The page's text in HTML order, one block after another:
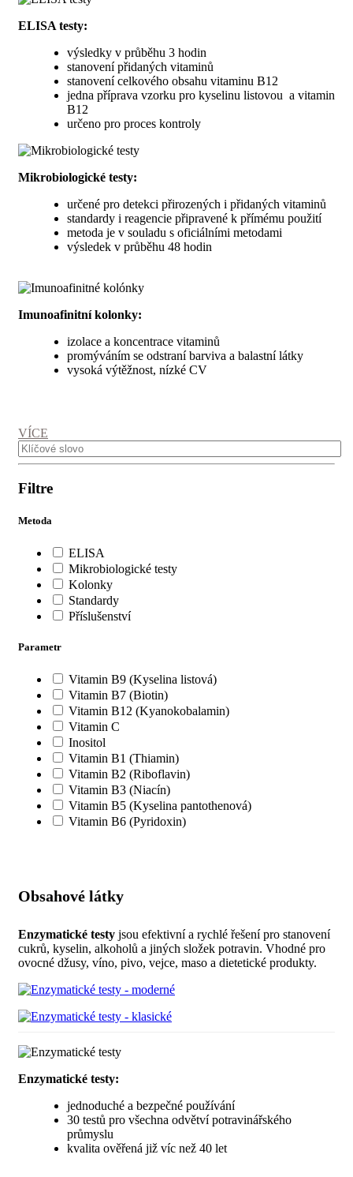
ELISA testy:
výsledky v průběhu 3 hodin
stanovení přidaných vitaminů
stanovení celkového obsahu vitaminu B12
jedna příprava vzorku pro kyselinu listovou a vitamin
B12
určeno pro proces kontroly
Mikrobiologické testy:
určené pro detekci přirozených i přidaných vitaminů
standardy i reagencie připravené k přímému použití
metoda je v souladu s oficiálními metodami
výsledek v průběhu 48 hodin
Imunoafinitní kolonky:
izolace a koncentrace vitaminů
promýváním se odstraní barviva a balastní látky
vysoká výtěžnost, nízké CV
VÍCE
Filtre
Metoda
ELISA
Mikrobiologické testy
Kolonky
Standardy
Příslušenství
Parametr
Vitamin B9 (Kyselina listová)
Vitamin B7 (Biotin)
Vitamin B12 (Kyanokobalamin)
Vitamin C
Inositol
Vitamin B1 (Thiamin)
Vitamin B2 (Riboflavin)
Vitamin B3 (Niacín)
Vitamin B5 (Kyselina pantothenová)
Vitamin B6 (Pyridoxin)
Obsahové látky
Enzymatické testy jsou efektivní a rychlé řešení pro stanovení
cukrů, kyselin, alkoholů a jiných složek potravin. Vhodné pro
ovocné džusy, víno, pivo, vejce, maso a dietetické produkty.
Enzymatické testy:
jednoduché a bezpečné používání
30 testů pro všechna odvětví potravinářského
průmyslu
kvalita ověřená již víc než 40 let